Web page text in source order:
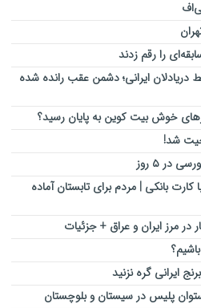
را رقم زدند
ایرانی؛ دشمن عقب رانده شده
خوش بیت کوین به پایان رسید؟
شد!
در ۵ روز
بانکی | مردم برای تابستان آماده
مرز ایران و عراق + جزئیات
ایرانی گره نزنید